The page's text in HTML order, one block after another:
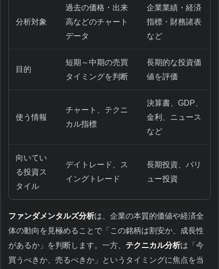
分析対象
過去の価格・出来
高などのチャート
データ
企業業績・経済
指標・財務諸表
など
目的
短期～中期の売買
タイミングを判断
長期的な投資価
値を評価
使う情報
チャート、テクニ
カル指標
決算書、GDP、
金利、ニュース
など
向いてい
る投資ス
タイル
デイトレード、ス
イングトレード
長期投資、バリ
ュー投資
ファンダメンタルズ分析は、企業の本質的価値や経済全
体の動向を見極めることで「この銘柄は割安か、成長性
があるか」を判断します。一方、 テクニカル分析は「今
買うべきか、売るべきか」というタイミングに焦点を当